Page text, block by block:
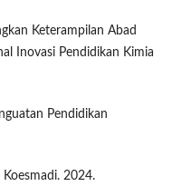
Keterampilan Abad
Inovasi Pendidikan Kimia
Pendidikan
2024.